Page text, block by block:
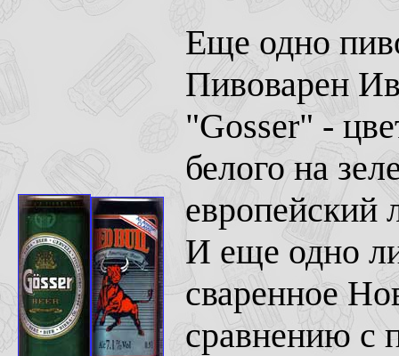
Еще одно
Пивоварен
"Gosser" -
белого на
европейский
И еще одно
сваренное
сравнению с